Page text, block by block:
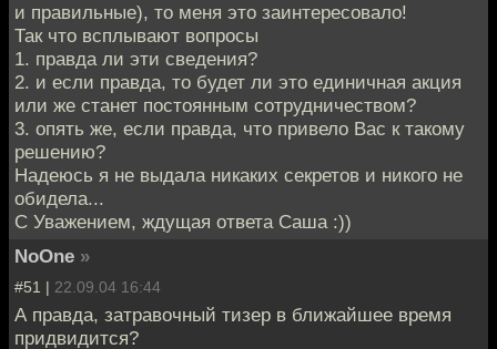
и правильные), то меня это заинтересовало!
Так что всплывают вопросы
1. правда ли эти сведения?
2. и если правда, то будет ли это единичная акция
или же станет постоянным сотрудничеством?
3. опять же, если правда, что привело Вас к такому
решению?
Надеюсь я не выдала никаких секретов и никого не
обидела...
С Уважением, ждущая ответа Саша :))
NoOne »
#51 | 22.09.04 16:44
А правда, затравочный тизер в ближайшее время
придвидится?